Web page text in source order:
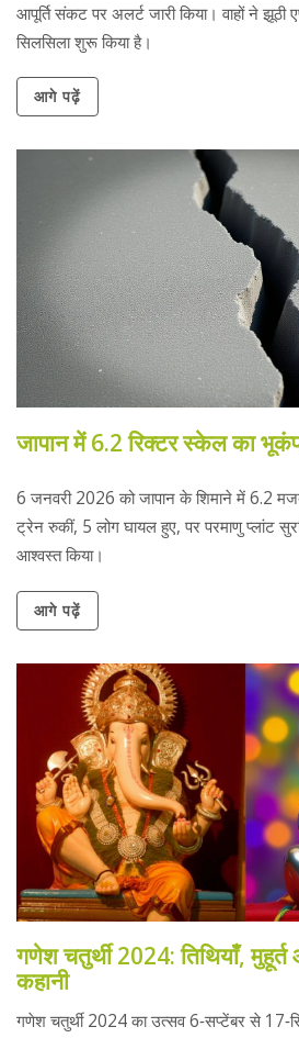
आपूर्ति संकट पर अलर्ट जारी किया। वाहों ने झूठी
सिलसिला शुरू किया है।
आगे पढ़ें
जापान में 6.2 रिक्टर स्केल का
6 जनवरी 2026 को जापान के शिमाने में 6.2
ट्रेन रुकीं, 5 लोग घायल हुए, पर परमाणु प्लांट
आश्वस्त किया।
आगे पढ़ें
गणेश चतुर्थी 2024: तिथियाँ,
कहानी
गणेश चतुर्थी 2024 का उत्सव 6‑सप्टेंबर से